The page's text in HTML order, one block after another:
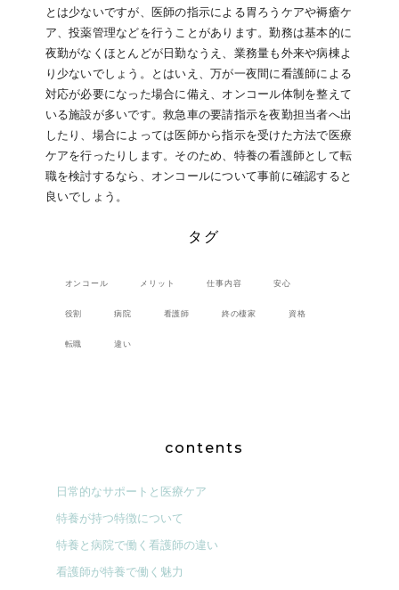
とは少ないですが、医師の指示による胃ろうケアや褥瘡ケ
ア、投薬管理などを行うことがあります。勤務は基本的に
夜勤がなくほとんどが日勤なうえ、業務量も外来や病棟よ
り少ないでしょう。とはいえ、万が一夜間に看護師による
対応が必要になった場合に備え、オンコール体制を整えて
いる施設が多いです。救急車の要請指示を夜勤担当者へ出
したり、場合によっては医師から指示を受けた方法で医療
ケアを行ったりします。そのため、特養の看護師として転
職を検討するなら、オンコールについて事前に確認すると
良いでしょう。
タグ
オンコール メリット 仕事内容 安心
役割 病院 看護師 終の棲家 資格
転職 違い
contents
日常的なサポートと医療ケア
特養が持つ特徴について
特養と病院で働く看護師の違い
看護師が特養で働く魅力